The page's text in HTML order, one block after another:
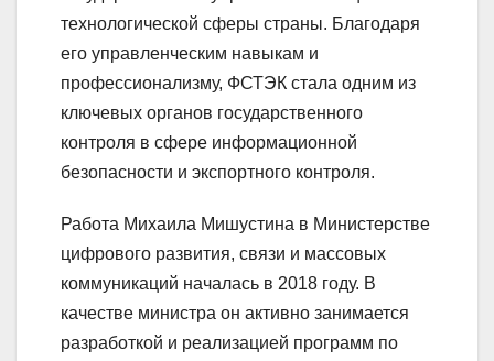
технологической сферы страны. Благодаря
его управленческим навыкам и
профессионализму, ФСТЭК стала одним из
ключевых органов государственного
контроля в сфере информационной
безопасности и экспортного контроля.
Работа Михаила Мишустина в Министерстве
цифрового развития, связи и массовых
коммуникаций началась в 2018 году. В
качестве министра он активно занимается
разработкой и реализацией программ по